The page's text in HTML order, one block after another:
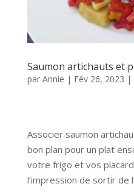
Saumon artichauts et
par Annie | Fév 26, 2023 |
Associer saumon
bon plan pour un plat
votre frigo et vos
l’impression de sortir de